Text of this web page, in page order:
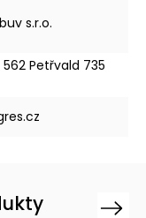
s.r.o.
Petřvald 735
Next